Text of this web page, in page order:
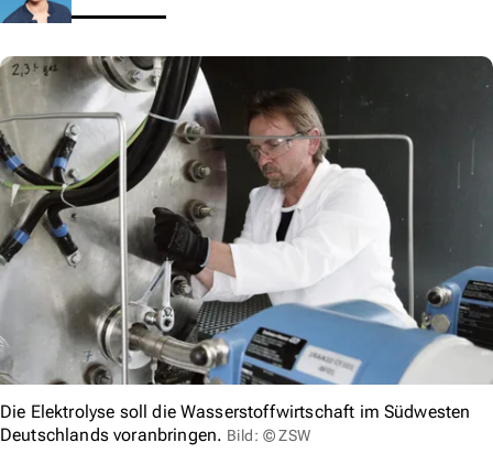
Die Elektrolyse soll die Wasserstoffwirtschaft im Südwesten
Deutschlands voranbringen. Bild: © ZSW